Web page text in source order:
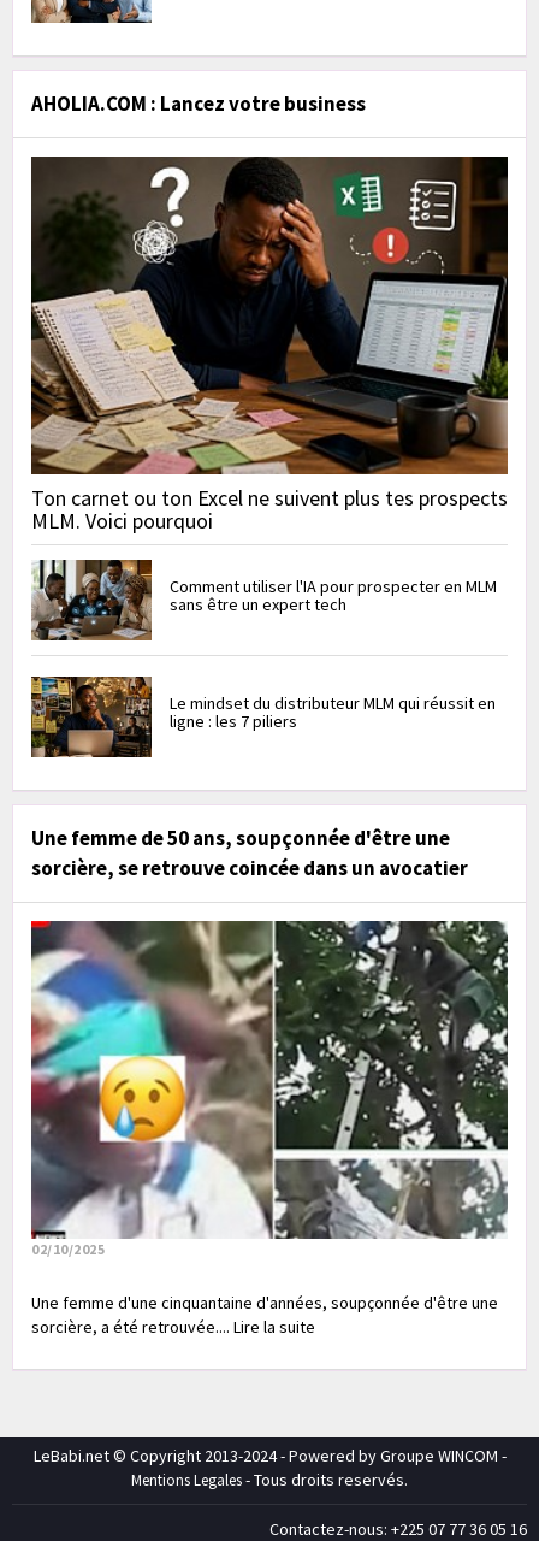
AHOLIA.COM : Lancez votre business
Ton carnet ou ton Excel ne suivent plus tes prospects
MLM. Voici pourquoi
Comment utiliser l'IA pour prospecter en MLM
sans être un expert tech
Le mindset du distributeur MLM qui réussit en
ligne : les 7 piliers
Une femme de 50 ans, soupçonnée d'être une
sorcière, se retrouve coincée dans un avocatier
02/10/2025
Une femme d'une cinquantaine d'années, soupçonnée d'être une
sorcière, a été retrouvée.... Lire la suite
LeBabi.net © Copyright 2013-2024 - Powered by Groupe WINCOM -
Mentions Legales- Tous droits reservés.
Contactez-nous: +225 07 77 36 05 16